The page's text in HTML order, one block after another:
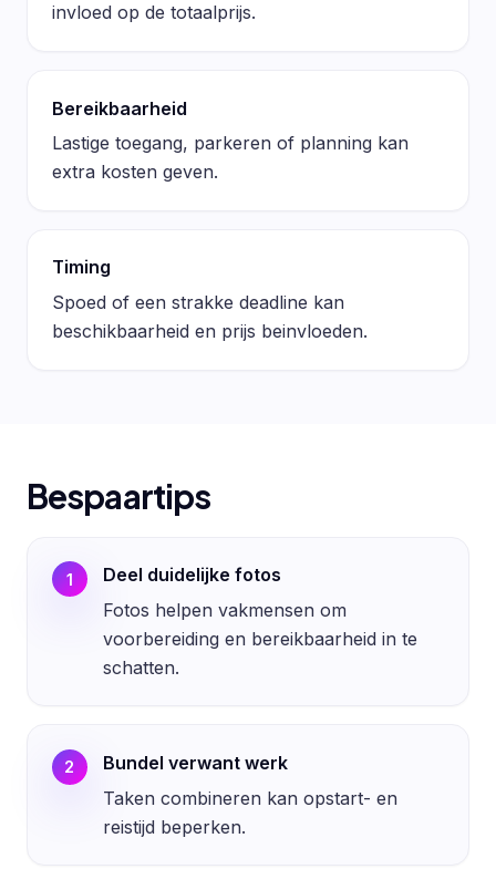
invloed op de totaalprijs.
Bereikbaarheid
Lastige toegang, parkeren of planning kan
extra kosten geven.
Timing
Spoed of een strakke deadline kan
beschikbaarheid en prijs beinvloeden.
Bespaartips
1
Deel duidelijke fotos
Fotos helpen vakmensen om
voorbereiding en bereikbaarheid in te
schatten.
2
Bundel verwant werk
Taken combineren kan opstart- en
reistijd beperken.